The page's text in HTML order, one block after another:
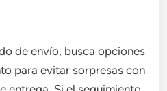
de envío, busca opciones
para evitar sorpresas con